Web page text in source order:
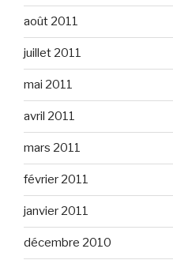
août 2011
juillet 2011
mai 2011
avril 2011
mars 2011
février 2011
janvier 2011
décembre 2010